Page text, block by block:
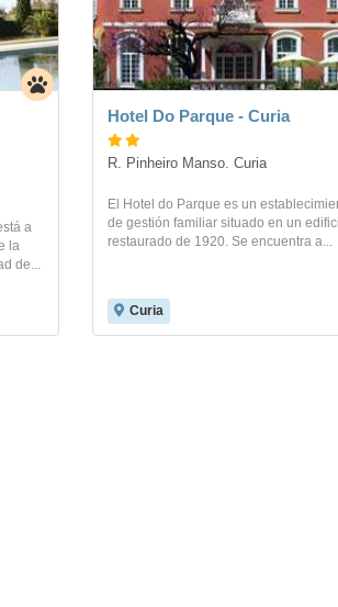
a
la
de...
Hotel Do Parque - Curia
R. Pinheiro Manso. Curia
El Hotel do Parque es un
de gestión familiar situado en un
restaurado de 1920. Se encuentra a...
Curia